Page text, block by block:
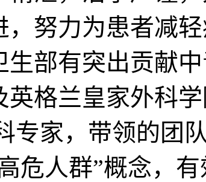
，努力为患者减
部有突出贡献
格兰皇家外科
专家，带领的团
危人群”概念，